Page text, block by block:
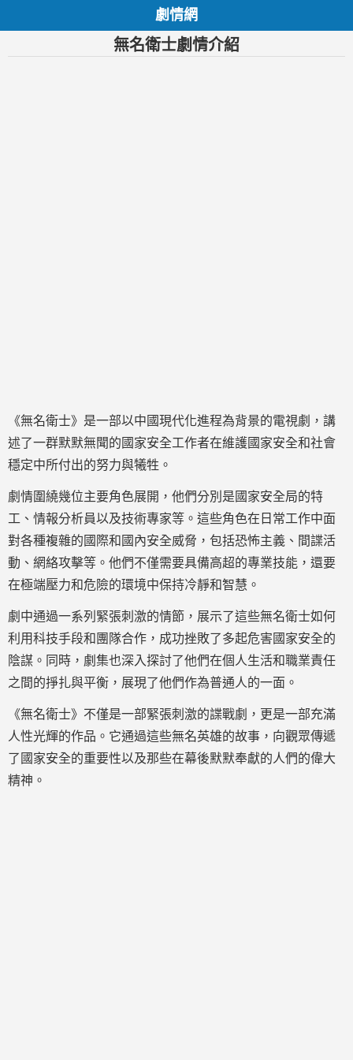
劇情網
無名衛士劇情介紹
《無名衛士》是一部以中國現代化進程為背景的電視劇，講
述了一群默默無聞的國家安全工作者在維護國家安全和社會
穩定中所付出的努力與犧牲。
劇情圍繞幾位主要角色展開，他們分別是國家安全局的特
工、情報分析員以及技術專家等。這些角色在日常工作中面
對各種複雜的國際和國內安全威脅，包括恐怖主義、間諜活
動、網絡攻擊等。他們不僅需要具備高超的專業技能，還要
在極端壓力和危險的環境中保持冷靜和智慧。
劇中通過一系列緊張刺激的情節，展示了這些無名衛士如何
利用科技手段和團隊合作，成功挫敗了多起危害國家安全的
陰謀。同時，劇集也深入探討了他們在個人生活和職業責任
之間的掙扎與平衡，展現了他們作為普通人的一面。
《無名衛士》不僅是一部緊張刺激的諜戰劇，更是一部充滿
人性光輝的作品。它通過這些無名英雄的故事，向觀眾傳遞
了國家安全的重要性以及那些在幕後默默奉獻的人們的偉大
精神。